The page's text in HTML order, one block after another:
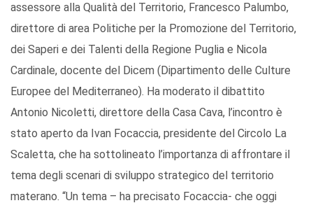
assessore alla Qualità del Territorio, Francesco Palumbo,
direttore di area Politiche per la Promozione del Territorio,
dei Saperi e dei Talenti della Regione Puglia e Nicola
Cardinale, docente del Dicem (Dipartimento delle Culture
Europee del Mediterraneo). Ha moderato il dibattito
Antonio Nicoletti, direttore della Casa Cava, l’incontro è
stato aperto da Ivan Focaccia, presidente del Circolo La
Scaletta, che ha sottolineato l’importanza di affrontare il
tema degli scenari di sviluppo strategico del territorio
materano. “Un tema – ha precisato Focaccia- che oggi